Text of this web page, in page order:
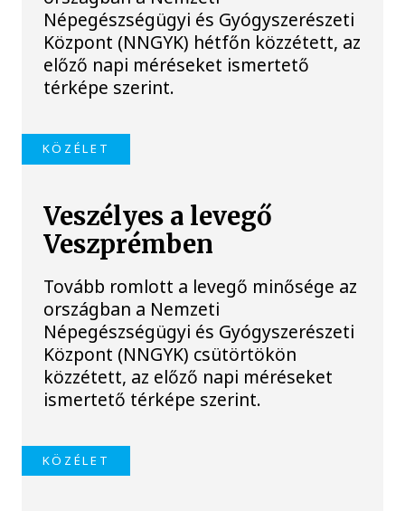
Népegészségügyi és Gyógyszerészeti
Központ (NNGYK) hétfőn közzétett, az
előző napi méréseket ismertető
térképe szerint.
KÖZÉLET
Veszélyes a levegő
Veszprémben
Tovább romlott a levegő minősége az
országban a Nemzeti
Népegészségügyi és Gyógyszerészeti
Központ (NNGYK) csütörtökön
közzétett, az előző napi méréseket
ismertető térképe szerint.
KÖZÉLET